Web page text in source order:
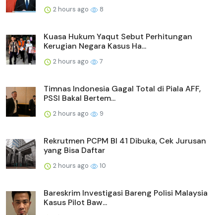
2 hours ago 8
Kuasa Hukum Yaqut Sebut Perhitungan
Kerugian Negara Kasus Ha...
2 hours ago 7
Timnas Indonesia Gagal Total di Piala AFF,
PSSI Bakal Bertem...
2 hours ago 9
Rekrutmen PCPM BI 41 Dibuka, Cek Jurusan
yang Bisa Daftar
2 hours ago 10
Bareskrim Investigasi Bareng Polisi Malaysia
Kasus Pilot Baw...